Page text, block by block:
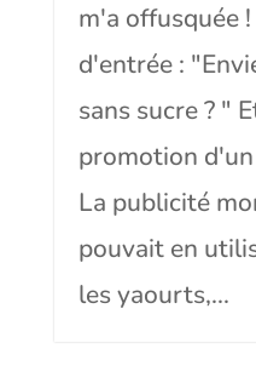
m'a offusquée
d'entrée :
sans sucre ? "
promotion
La publicité
pouvait en
les yaourts,...